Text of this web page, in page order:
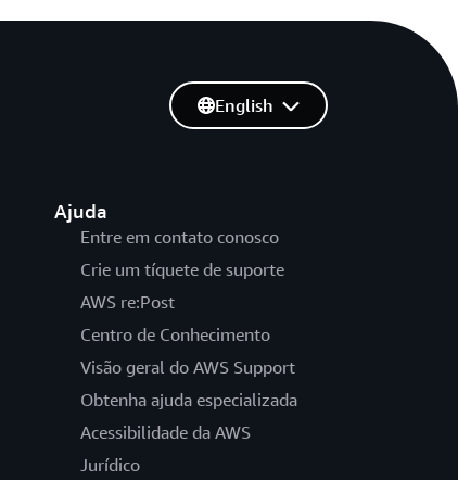
Ajuda
Entre em contato conosco
Crie um tíquete de suporte
AWS re:Post
Centro de Conhecimento
Visão geral do AWS Support
Obtenha ajuda especializada
Acessibilidade da AWS
Jurídico
English